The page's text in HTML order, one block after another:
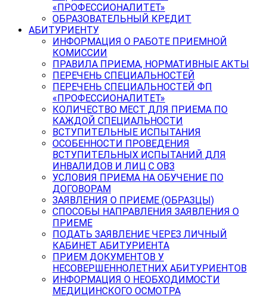
«ПРОФЕССИОНАЛИТЕТ»
ОБРАЗОВАТЕЛЬНЫЙ КРЕДИТ
АБИТУРИЕНТУ
ИНФОРМАЦИЯ О РАБОТЕ ПРИЕМНОЙ
КОМИССИИ
ПРАВИЛА ПРИЕМА, НОРМАТИВНЫЕ АКТЫ
ПЕРЕЧЕНЬ СПЕЦИАЛЬНОСТЕЙ
ПЕРЕЧЕНЬ СПЕЦИАЛЬНОСТЕЙ ФП
«ПРОФЕССИОНАЛИТЕТ»
КОЛИЧЕСТВО МЕСТ ДЛЯ ПРИЕМА ПО
КАЖДОЙ СПЕЦИАЛЬНОСТИ
ВСТУПИТЕЛЬНЫЕ ИСПЫТАНИЯ
ОСОБЕННОСТИ ПРОВЕДЕНИЯ
ВСТУПИТЕЛЬНЫХ ИСПЫТАНИЙ ДЛЯ
ИНВАЛИДОВ И ЛИЦ С ОВЗ
УСЛОВИЯ ПРИЕМА НА ОБУЧЕНИЕ ПО
ДОГОВОРАМ
ЗАЯВЛЕНИЯ О ПРИЕМЕ (ОБРАЗЦЫ)
СПОСОБЫ НАПРАВЛЕНИЯ ЗАЯВЛЕНИЯ О
ПРИЕМЕ
ПОДАТЬ ЗАЯВЛЕНИЕ ЧЕРЕЗ ЛИЧНЫЙ
КАБИНЕТ АБИТУРИЕНТА
ПРИЕМ ДОКУМЕНТОВ У
НЕСОВЕРШЕННОЛЕТНИХ АБИТУРИЕНТОВ
ИНФОРМАЦИЯ О НЕОБХОДИМОСТИ
МЕДИЦИНСКОГО ОСМОТРА